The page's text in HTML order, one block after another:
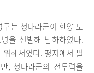
는 청나라군이 한양 도
을 선발해 남하하였다.
해서였다. 평지에서 펼
, 청나라군의 전투력을